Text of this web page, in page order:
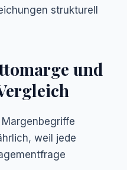
strukturell
und
weil jede